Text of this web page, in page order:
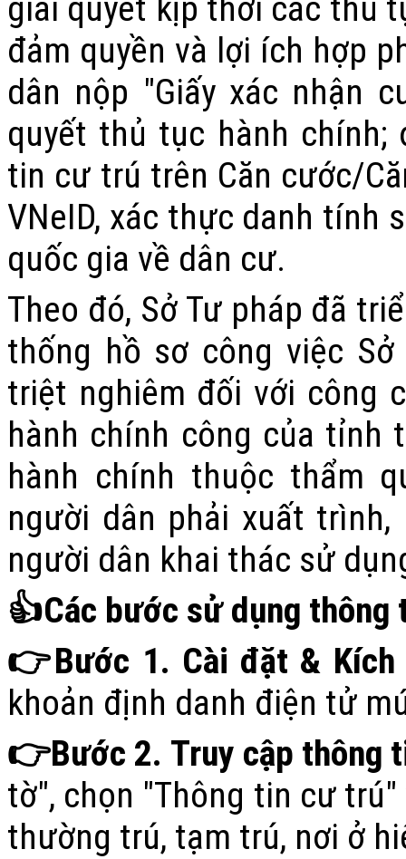
đảm quyền và lợi ích hợp
dân nộp "Giấy xác nhận
quyết thủ tục hành
tin cư trú trên Căn cước/
VNeID, xác thực danh tính
quốc gia về dân cư.
Theo đó, Sở Tư pháp đã
thống hồ sơ công việc
triệt nghiêm đối với công
hành chính công của tỉnh
hành chính thuộc thẩm
người dân phải xuất
người dân khai thác sử
👍Các bước sử dụng
👉Bước 1. Cài đặt & Kích
khoản định danh điện tử
👉Bước 2. Truy cập thông
tờ", chọn "Thông tin cư
thường trú, tạm trú, nơi ở